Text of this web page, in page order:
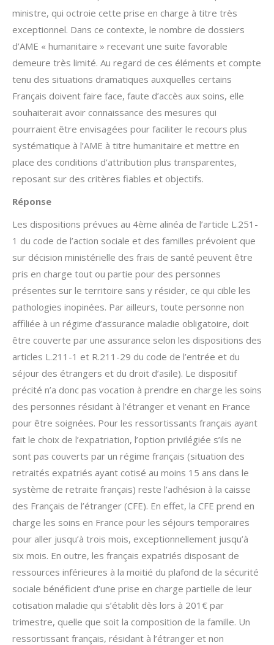
ministre, qui octroie cette prise en charge à titre très
exceptionnel. Dans ce contexte, le nombre de dossiers
d’AME « humanitaire » recevant une suite favorable
demeure très limité. Au regard de ces éléments et compte
tenu des situations dramatiques auxquelles certains
Français doivent faire face, faute d’accès aux soins, elle
souhaiterait avoir connaissance des mesures qui
pourraient être envisagées pour faciliter le recours plus
systématique à l’AME à titre humanitaire et mettre en
place des conditions d’attribution plus transparentes,
reposant sur des critères fiables et objectifs.
Réponse
Les dispositions prévues au 4ème alinéa de l’article L.251-
1 du code de l’action sociale et des familles prévoient que
sur décision ministérielle des frais de santé peuvent être
pris en charge tout ou partie pour des personnes
présentes sur le territoire sans y résider, ce qui cible les
pathologies inopinées. Par ailleurs, toute personne non
affiliée à un régime d’assurance maladie obligatoire, doit
être couverte par une assurance selon les dispositions des
articles L.211-1 et R.211-29 du code de l’entrée et du
séjour des étrangers et du droit d’asile). Le dispositif
précité n’a donc pas vocation à prendre en charge les soins
des personnes résidant à l’étranger et venant en France
pour être soignées. Pour les ressortissants français ayant
fait le choix de l’expatriation, l’option privilégiée s’ils ne
sont pas couverts par un régime français (situation des
retraités expatriés ayant cotisé au moins 15 ans dans le
système de retraite français) reste l’adhésion à la caisse
des Français de l’étranger (CFE). En effet, la CFE prend en
charge les soins en France pour les séjours temporaires
pour aller jusqu’à trois mois, exceptionnellement jusqu’à
six mois. En outre, les français expatriés disposant de
ressources inférieures à la moitié du plafond de la sécurité
sociale bénéficient d’une prise en charge partielle de leur
cotisation maladie qui s’établit dès lors à 201€ par
trimestre, quelle que soit la composition de la famille. Un
ressortissant français, résidant à l’étranger et non